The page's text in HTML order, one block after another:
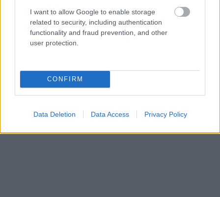
I want to allow Google to enable storage
related to security, including authentication
functionality and fraud prevention, and other
user protection.
CONFIRM
Data Deletion Data Access Privacy Policy